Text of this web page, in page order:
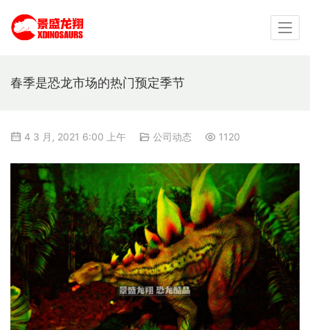
春季是恐龙市场的热门预定季节
4 3 月, 2021 6:00 上午 公司动态 1120